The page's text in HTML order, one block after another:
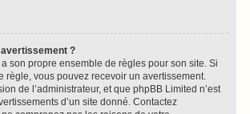
avertissement ?
son propre ensemble de règles pour son site. Si
règle, vous pouvez recevoir un avertissement.
de l’administrateur, et que phpBB Limited n’est
d’un site donné. Contactez